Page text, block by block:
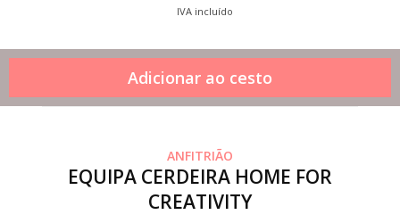
IVA incluído
ANFITRIÃO
EQUIPA CERDEIRA HOME FOR
CREATIVITY